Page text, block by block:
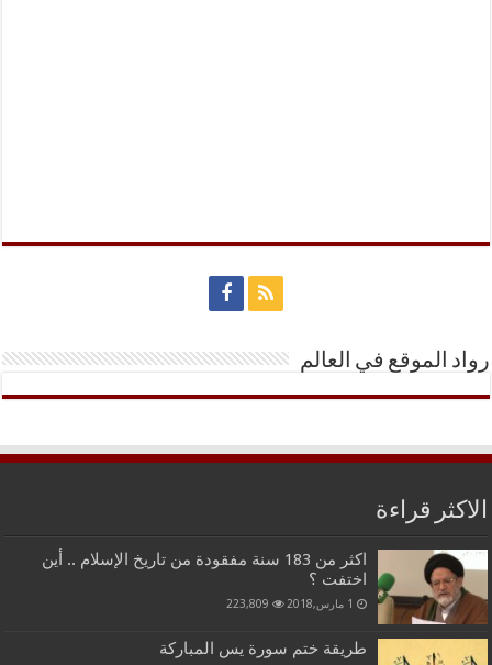
رواد الموقع في العالم
الاكثر قراءة
اكثر من 183 سنة مفقودة من تاريخ الإسلام .. أين
اختفت ؟
1 مارس,2018 223,809
طريقة ختم سورة يس المباركة